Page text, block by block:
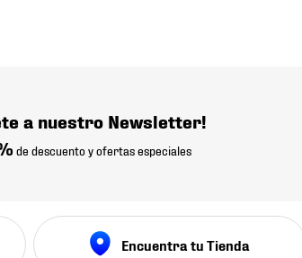
a nuestro Newsletter!
de descuento y ofertas especiales
Encuentra tu Tienda